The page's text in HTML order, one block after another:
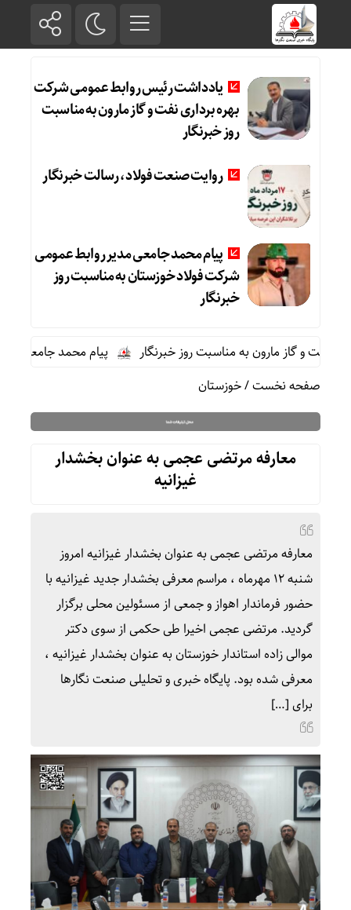
یادداشت رئیس روابط عمومی شرکت
بهره برداری نفت و گاز مارون به مناسبت
روز خبرنگار
روایت صنعت فولاد،‌ رسالت خبرنگار
پیام محمد جامعی مدیر روابط عمومی
شرکت فولاد خوزستان به مناسبت روز
خبرنگار
و گاز مارون به مناسبت روز خبرنگار
پیام محمد جامعی مدیر
صفحه نخست/خوزستان
معارفه مرتضی عجمی به عنوان بخشدار
غیزانیه
معارفه مرتضی عجمی به عنوان بخشدار غیزانیه امروز
شنبه ۱۲ مهرماه ، مراسم معرفی بخشدار جدید غیزانیه با
حضور فرماندار اهواز و جمعی از مسئولین محلی برگزار
گردید. مرتضی عجمی اخیرا طی حکمی از سوی دکتر
موالی زاده استاندار خوزستان به عنوان بخشدار غیزانیه ،
معرفی شده بود. پایگاه خبری و تحلیلی صنعت نگارها
برای […]